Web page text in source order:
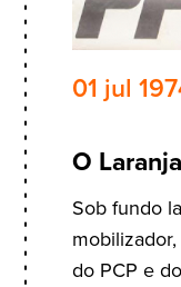
01 jul
O
Sob fundo
do PCP e